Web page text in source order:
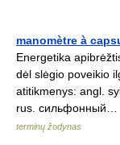
manomètre à
Energetika
dėl slėgio poveikio
atitikmenys: angl.
rus.
terminų žodynas